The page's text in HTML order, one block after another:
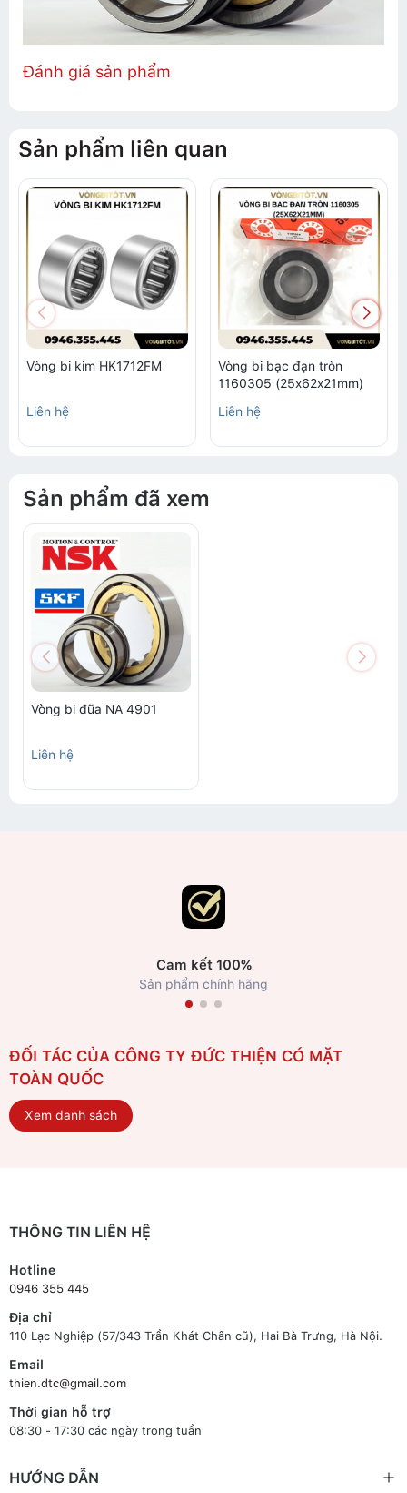
Đánh giá sản phẩm
Sản phẩm liên quan
Vòng bi kim HK1712FM
Liên hệ
Vòng bi bạc đạn tròn
1160305 (25x62x21mm)
Liên hệ
Sản phẩm đã xem
Vòng bi đũa NA 4901
Liên hệ
Cam kết 100%
Sản phẩm chính hãng
ĐỐI TÁC CỦA CÔNG TY ĐỨC THIỆN CÓ MẶT
TOÀN QUỐC
Xem danh sách
THÔNG TIN LIÊN HỆ
Hotline
0946 355 445
Địa chỉ
110 Lạc Nghiệp (57/343 Trần Khát Chân cũ), Hai Bà Trưng, Hà Nội.
Email
thien.dtc@gmail.com
Thời gian hỗ trợ
08:30 - 17:30 các ngày trong tuần
HƯỚNG DẪN